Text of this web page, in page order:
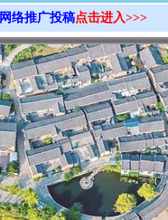
网络推广投稿点击进入>>>